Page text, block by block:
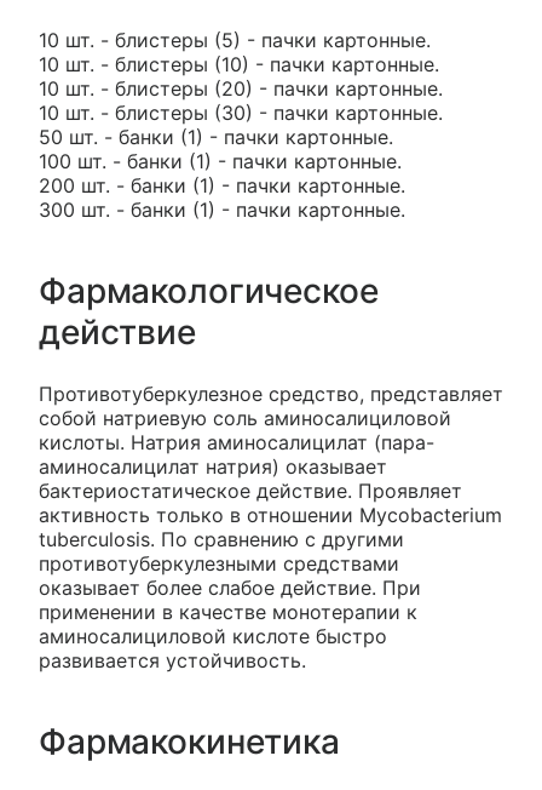
10 шт. - блистеры (5) - пачки картонные.
10 шт. - блистеры (10) - пачки картонные.
10 шт. - блистеры (20) - пачки картонные.
10 шт. - блистеры (30) - пачки картонные.
50 шт. - банки (1) - пачки картонные.
100 шт. - банки (1) - пачки картонные.
200 шт. - банки (1) - пачки картонные.
300 шт. - банки (1) - пачки картонные.
Фармакологическое
действие
Противотуберкулезное средство, представляет
собой натриевую соль аминосалициловой
кислоты. Натрия аминосалицилат (пара-
аминосалицилат натрия) оказывает
бактериостатическое действие. Проявляет
активность только в отношении Mycobacterium
tuberculosis. По сравнению с другими
противотуберкулезными средствами
оказывает более слабое действие. При
применении в качестве монотерапии к
аминосалициловой кислоте быстро
развивается устойчивость.
Фармакокинетика